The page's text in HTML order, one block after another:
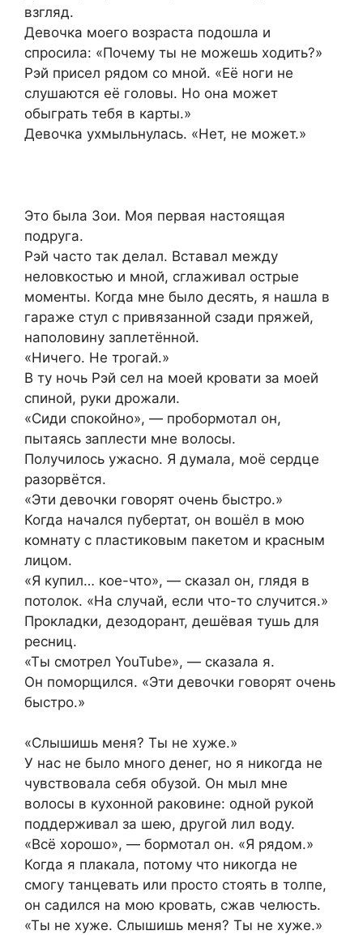
взгляд.
Девочка моего возраста подошла и
спросила: «Почему ты не можешь ходить?»
Рэй присел рядом со мной. «Её ноги не
слушаются её головы. Но она может
обыграть тебя в карты.»
Девочка ухмыльнулась. «Нет, не может.»
Это была Зои. Моя первая настоящая
подруга.
Рэй часто так делал. Вставал между
неловкостью и мной, сглаживал острые
моменты. Когда мне было десять, я нашла в
гараже стул с привязанной сзади пряжей,
наполовину заплетённой.
«Ничего. Не трогай.»
В ту ночь Рэй сел на моей кровати за моей
спиной, руки дрожали.
«Сиди спокойно», — пробормотал он,
пытаясь заплести мне волосы.
Получилось ужасно. Я думала, моё сердце
разорвётся.
«Эти девочки говорят очень быстро.»
Когда начался пубертат, он вошёл в мою
комнату с пластиковым пакетом и красным
лицом.
«Я купил… кое-что», — сказал он, глядя в
потолок. «На случай, если что-то случится.»
Прокладки, дезодорант, дешёвая тушь для
ресниц.
«Ты смотрел YouTube», — сказала я.
Он поморщился. «Эти девочки говорят очень
быстро.»
«Слышишь меня? Ты не хуже.»
У нас не было много денег, но я никогда не
чувствовала себя обузой. Он мыл мне
волосы в кухонной раковине: одной рукой
поддерживал за шею, другой лил воду.
«Всё хорошо», — бормотал он. «Я рядом.»
Когда я плакала, потому что никогда не
смогу танцевать или просто стоять в толпе,
он садился на мою кровать, сжав челюсть.
«Ты не хуже. Слышишь меня? Ты не хуже.»